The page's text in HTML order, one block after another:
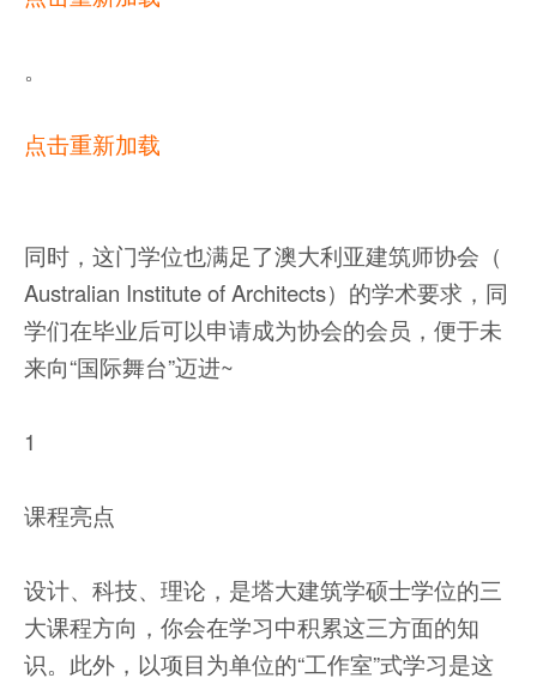
。
点击重新加载
同时，这门学位也满足了澳大利亚建筑师协会（
Australian Institute of Architects）的学术要求，同
学们在毕业后可以申请成为协会的会员，便于未
来向“国际舞台”迈进~
1
课程亮点
设计、科技、理论，是塔大建筑学硕士学位的三
大课程方向，你会在学习中积累这三方面的知
识。此外，以项目为单位的“工作室”式学习是这